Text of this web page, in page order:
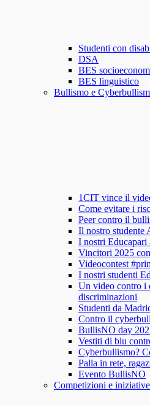
Studenti con
DSA
BES
BES linguistico
Bullismo e
1CIT vince il
Come evitare i
Peer contro il
Il nostro studente
I nostri Educapari
Vincitori 2025
Videocontest
I nostri studenti
Un video contro i
discriminazioni
Studenti da
Contro il
BullisNO day
Vestiti di blu
Cyberbullismo?
Palla in rete,
Evento BullisNO
Competizioni e